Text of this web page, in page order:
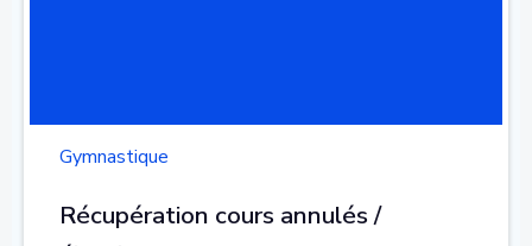
Gymnastique
Récupération cours annulés /